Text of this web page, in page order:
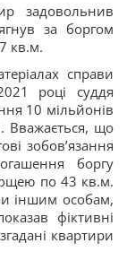
задовольнив
за боргом
кв.м.
справи
році суддя
10 мільйонів
Вважається, що
зобовʼязання
боргу
по 43 кв.м.
іншим особам,
фіктивні
квартири